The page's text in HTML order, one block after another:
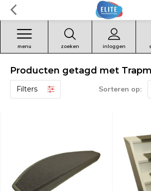
zoeken inloggen
menu
Producten getagd met
Filters Sorteren op: